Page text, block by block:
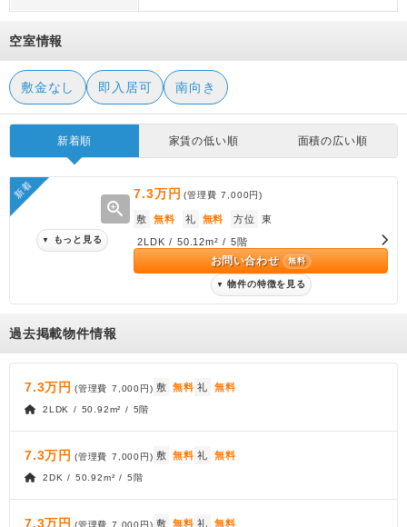
空室情報
敷金なし 即入居可 南向き
新着順 家賃の低い順 面積の広い順
新着
zoom_in
▼ もっと見る
7.3万円 (管理費7,000円)
敷 無料 礼 無料 方位 東
2LDK / 50.12m² / 5階
お問い合わせ 無料
▼ 物件の特徴を見る
過去掲載物件情報
7.3万円 (管理費 7,000円) 敷 無料 礼 無料
2LDK / 50.92m² / 5階
7.3万円 (管理費 7,000円) 敷 無料 礼 無料
2DK / 50.92m² / 5階
7.3万円 (管理費 7,000円) 敷 無料 礼 無料